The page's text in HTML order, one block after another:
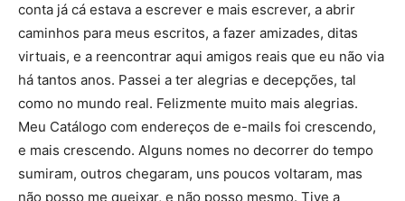
conta já cá estava a escrever e mais escrever, a abrir
caminhos para meus escritos, a fazer amizades, ditas
virtuais, e a reencontrar aqui amigos reais que eu não via
há tantos anos. Passei a ter alegrias e decepções, tal
como no mundo real. Felizmente muito mais alegrias.
Meu Catálogo com endereços de e-mails foi crescendo,
e mais crescendo. Alguns nomes no decorrer do tempo
sumiram, outros chegaram, uns poucos voltaram, mas
não posso me queixar, e não posso mesmo. Tive a